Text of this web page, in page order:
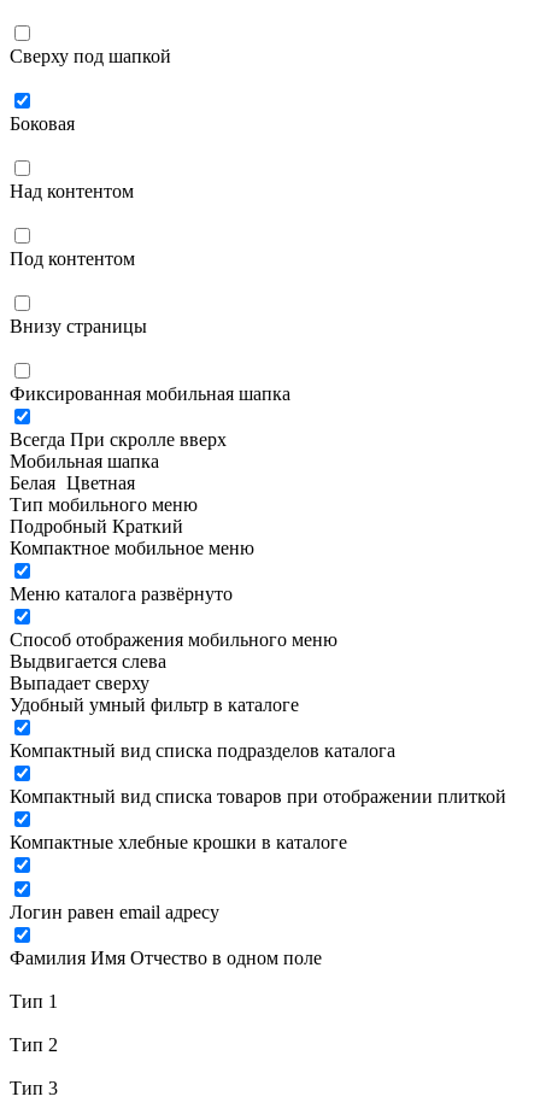
Сверху под шапкой
Боковая
Над контентом
Под контентом
Внизу страницы
Фиксированная мобильная шапка
Всегда При скролле вверх
Мобильная шапка
Белая Цветная
Тип мобильного меню
Подробный Краткий
Компактное мобильное меню
Меню каталога развёрнуто
Способ отображения мобильного меню
Выдвигается слева
Выпадает сверху
Удобный умный фильтр в каталоге
Компактный вид списка подразделов каталога
Компактный вид списка товаров при отображении плиткой
Компактные хлебные крошки в каталоге
Логин равен email адресу
Фамилия Имя Отчество в одном поле
Тип 1
Тип 2
Тип 3